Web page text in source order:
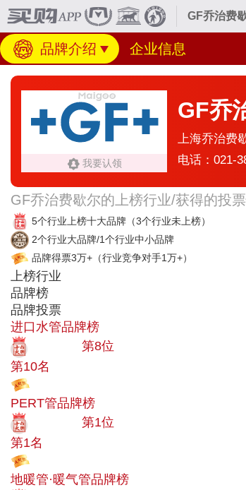
GF乔治费
品牌介绍 企业信息
我要认领
GF乔
上海乔治费
电话：021-
GF乔治费歇尔的上榜行业/获得的投票
5个行业上榜十大品牌 （3个行业未上榜）
2个行业大品牌/1个行业中小品牌
品牌得票3万+ （行业竞争对手1万+）
上榜行业
品牌榜
品牌投票
进口水管品牌榜
第8位
第10名
PERT管品牌榜
第1位
第1名
地暖管·暖气管品牌榜